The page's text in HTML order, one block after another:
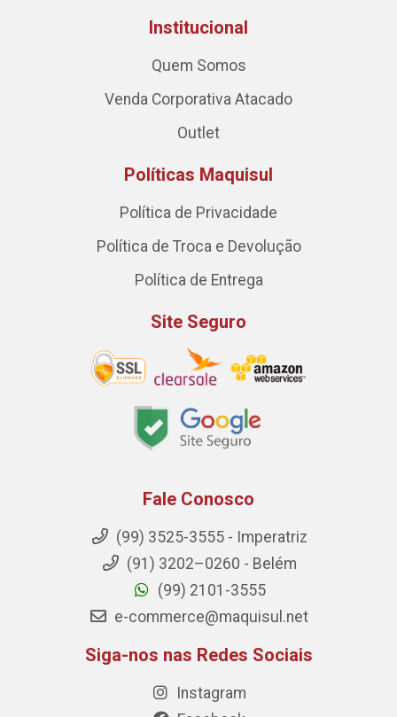
Institucional
Quem Somos
Venda Corporativa Atacado
Outlet
Políticas Maquisul
Política de Privacidade
Política de Troca e Devolução
Política de Entrega
Site Seguro
Fale Conosco
(99) 3525-3555 - Imperatriz
(91) 3202–0260 - Belém
(99) 2101-3555
e-commerce@maquisul.net
Siga-nos nas Redes Sociais
Instagram